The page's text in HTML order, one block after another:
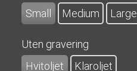
Small
Medium Large
Uten gravering
Hvitoljet
Klaroljet